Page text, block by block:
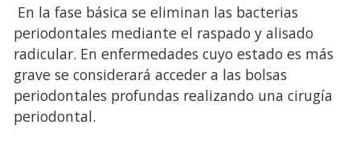
En la fase básica se eliminan las bacterias
periodontales mediante el raspado y alisado
radicular. En enfermedades cuyo estado es más
grave se considerará acceder a las bolsas
periodontales profundas realizando una cirugía
periodontal.